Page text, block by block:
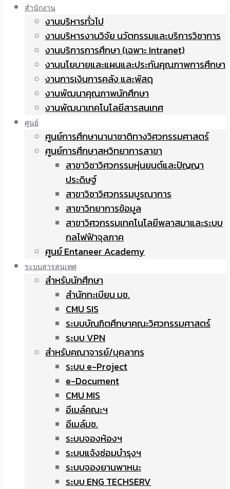
สำนักงาน
งานบริหารทั่วไป
งานบริหารงานวิจัย นวัตกรรมและบริการวิชาการ
งานบริการการศึกษา (เฉพาะ Intranet)
งานนโยบายและแผนและประกันคุณภาพการศึกษา
งานการเงินการคลัง และพัสดุ
งานพัฒนาคุณภาพนักศึกษา
งานพัฒนาเทคโนโลยีสารสนเทศ
ศูนย์
ศูนย์การศึกษานานาชาติทางวิศวกรรมศาสตร์
ศูนย์การศึกษาสหวิทยาการสาขา
สาขาวิชาวิศวกรรมหุ่นยนต์และปัญญา
ประดิษฐ์
สาขาวิชาวิศวกรรมบูรณาการ
สาขาวิทยาการข้อมูล
สาขาวิศวกรรมเทคโนโลยีพลาสมาและระบบ
กลไฟฟ้าจุลภาค
ศูนย์ Entaneer Academy
ระบบสารสนเทศ
สำหรับนักศึกษา
สำนักทะเบียน มช.
CMU SIS
ระบบบัณฑิตศึกษาคณะวิศวกรรมศาสตร์
ระบบ VPN
สำหรับคณาจารย์/บุคลากร
ระบบ e-Project
e-Document
CMU MIS
อีเมล์คณะฯ
อีเมล์มช.
ระบบจองห้องฯ
ระบบแจ้งซ่อมบำรุงฯ
ระบบจองยานพาหนะ
ระบบ ENG TECHSERV